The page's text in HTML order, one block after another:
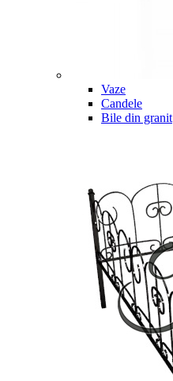
Vaze
Candele
Bile din granit